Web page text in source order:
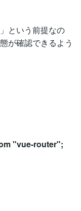
という前提なの
が確認できるよう
"vue-router";